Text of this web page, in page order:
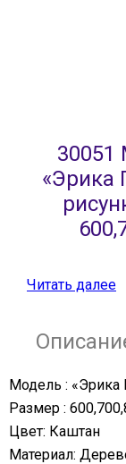
30051
«Эрика
Читать далее
Модель : «Эрика
Размер :
Цвет: Каштан
Материал: